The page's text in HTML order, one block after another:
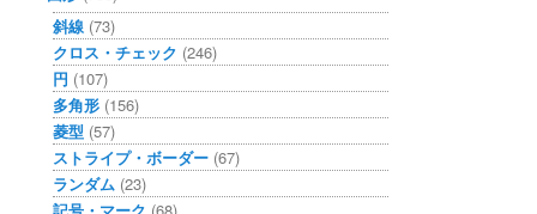
斜線 (73)
クロス・チェック (246)
円 (107)
多角形 (156)
菱型 (57)
ストライプ・ボーダー (67)
ランダム (23)